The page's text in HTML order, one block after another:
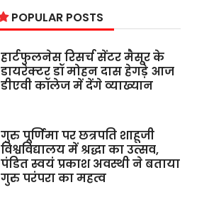
POPULAR POSTS
हार्टफुलनेस रिसर्च सेंटर मैसूर के
डायरेक्टर डॉ मोहन दास हेगड़े आज
डीएवी कॉलेज में देंगे व्याख्यान
गुरु पूर्णिमा पर छत्रपति शाहूजी
विश्वविद्यालय में श्रद्धा का उत्सव,
पंडित स्वयं प्रकाश अवस्थी ने बताया
गुरु परंपरा का महत्व